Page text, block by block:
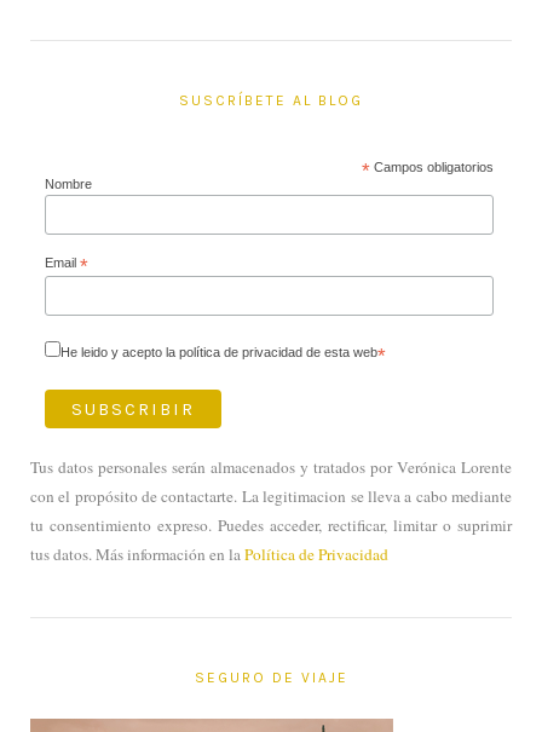
SUSCRÍBETE AL BLOG
*Campos obligatorios
Nombre
Email *
He leido y acepto la política de privacidad de esta web*
Tus datos personales serán almacenados y tratados por Verónica Lorente
con el propósito de contactarte. La legitimacion se lleva a cabo mediante
tu consentimiento expreso. Puedes acceder, rectificar, limitar o suprimir
tus datos. Más información en laPolítica de Privacidad
SEGURO DE VIAJE